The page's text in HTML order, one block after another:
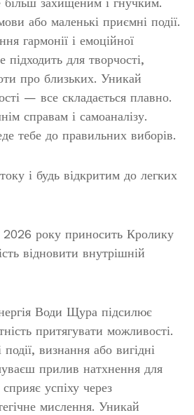
або маленькі приємні події.
гармонії і емоційної
підходить для творчості,
про близьких. Уникай
— все складається плавно.
справам і самоаналізу.
тебе до правильних виборів.
і будь відкритим до легких
2026 року приносить Кролику
відновити внутрішній
Води Щура підсилює
притягувати можливості.
визнання або вигідні
прилив натхнення для
успіху через
мислення. Уникай